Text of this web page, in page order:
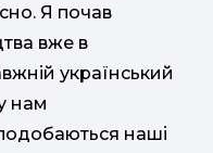
Я почав
вже в
український
нам
наші